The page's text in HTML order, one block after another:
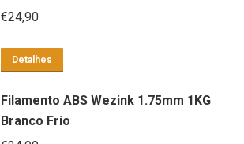
€24,90
Detalhes
Filamento ABS Wezink 1.75mm 1KG
Branco Frio